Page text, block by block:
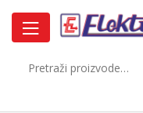
navigation
content